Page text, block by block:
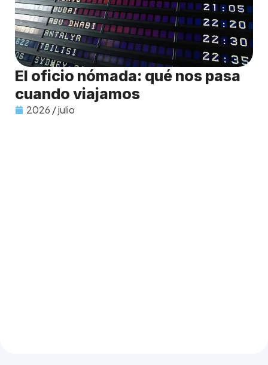
El oficio nómada: qué nos pasa
cuando viajamos
2026 / julio